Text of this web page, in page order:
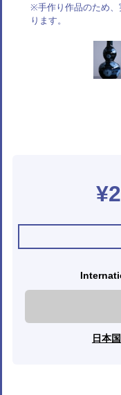
※手作り作品のため、
ります。
日本